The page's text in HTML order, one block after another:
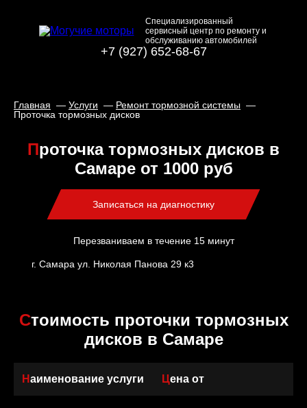
Специализированный
сервисный центр по ремонту и
обслуживанию автомобилей
+7 (927) 652-68-67
Главная Услуги
Ремонт тормозной системы
Проточка тормозных дисков
Проточка тормозных дисков в
Самаре от 1000 руб
Записаться на диагностику
Перезваниваем в течение 15 минут
г. Самара ул. Николая Панова 29 к3
Стоимость проточки тормозных
дисков в Самаре
Наименование услуги Цена от